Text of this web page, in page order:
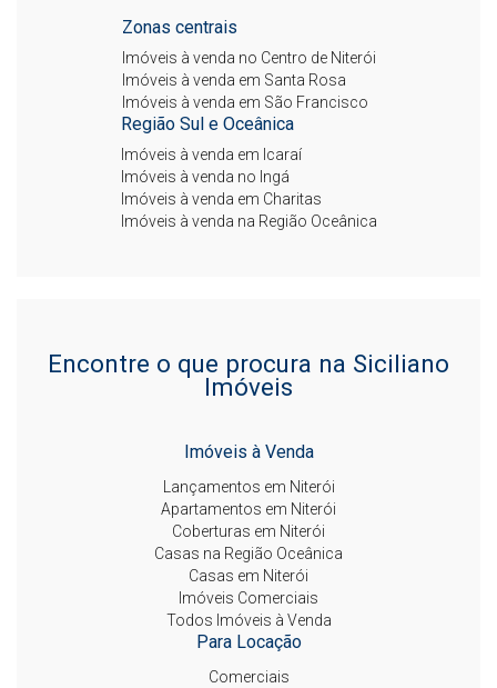
Zonas centrais
Imóveis à venda no Centro de Niterói
Imóveis à venda em Santa Rosa
Imóveis à venda em São Francisco
Região Sul e Oceânica
Imóveis à venda em Icaraí
Imóveis à venda no Ingá
Imóveis à venda em Charitas
Imóveis à venda na Região Oceânica
Encontre o que procura na Siciliano
Imóveis
Imóveis à Venda
Lançamentos em Niterói
Apartamentos em Niterói
Coberturas em Niterói
Casas na Região Oceânica
Casas em Niterói
Imóveis Comerciais
Todos Imóveis à Venda
Para Locação
Comerciais